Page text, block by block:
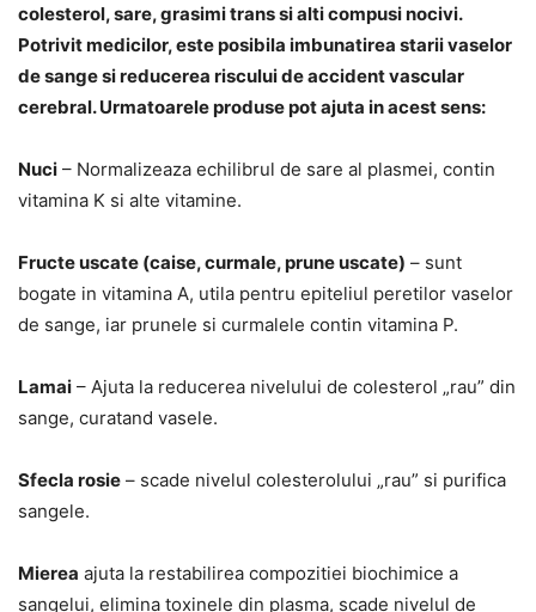
colesterol, sare, grasimi trans si alti compusi nocivi.
Potrivit medicilor, este posibila imbunatirea starii vaselor
de sange si reducerea riscului de accident vascular
cerebral. Urmatoarele produse pot ajuta in acest sens:
Nuci – Normalizeaza echilibrul de sare al plasmei, contin
vitamina K si alte vitamine.
Fructe uscate (caise, curmale, prune uscate) – sunt
bogate in vitamina A, utila pentru epiteliul peretilor vaselor
de sange, iar prunele si curmalele contin vitamina P.
Lamai – Ajuta la reducerea nivelului de colesterol „rau” din
sange, curatand vasele.
Sfecla rosie – scade nivelul colesterolului „rau” si purifica
sangele.
Mierea ajuta la restabilirea compozitiei biochimice a
sangelui, elimina toxinele din plasma, scade nivelul de